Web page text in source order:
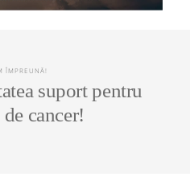
ÎMPREUNĂ!
suport pentru
cancer!